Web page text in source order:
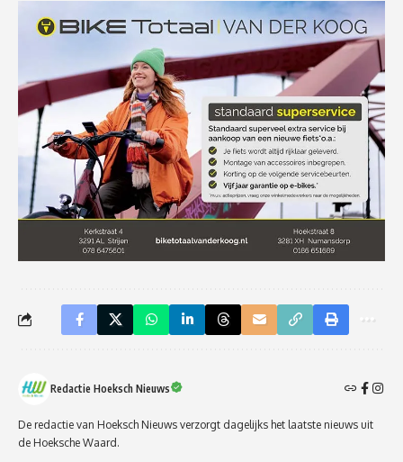
Redactie Hoeksch Nieuws
De redactie van Hoeksch Nieuws verzorgt dagelijks het laatste nieuws uit
de Hoeksche Waard.